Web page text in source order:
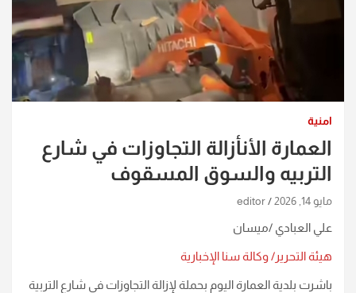
امنية
العمارة الأنأزالة التجاوزات في شارع
التربيه والسوق المسقوف
مايو 14, 2026 editor
علي العبادي /ميسان
هيئة التحرير/ وكالة سنا الإخبارية
باشرت بلدية العمارة اليوم بحملة لإزالة التجاوزات في شارع التربية